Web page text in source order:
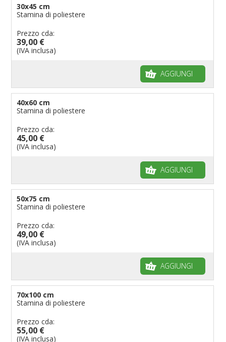
30x45 cm
Stamina di poliestere
Prezzo cda:
39,00 €
(IVA inclusa)
AGGIUNGI
40x60 cm
Stamina di poliestere
Prezzo cda:
45,00 €
(IVA inclusa)
AGGIUNGI
50x75 cm
Stamina di poliestere
Prezzo cda:
49,00 €
(IVA inclusa)
AGGIUNGI
70x100 cm
Stamina di poliestere
Prezzo cda:
55,00 €
(IVA inclusa)